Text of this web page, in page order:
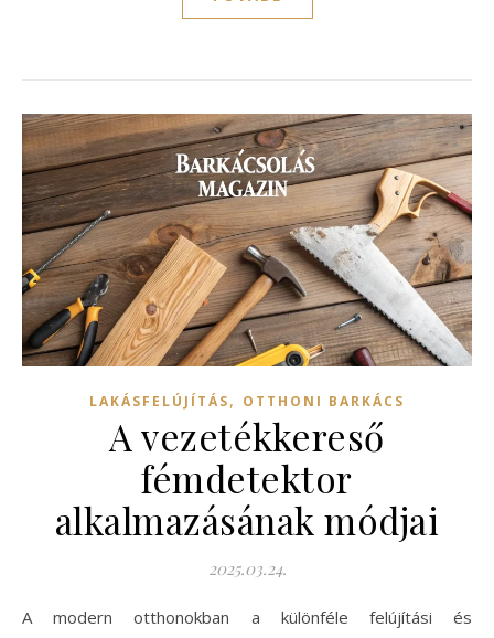
LAKÁSFELÚJÍTÁS, OTTHONI BARKÁCS
A vezetékkereső
fémdetektor
alkalmazásának módjai
2025.03.24.
A modern otthonokban a különféle felújítási és